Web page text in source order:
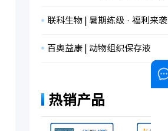
联科生物 | 暑期练级 · 福利来袭
百奥益康 | 动物组织保存液
热销产品